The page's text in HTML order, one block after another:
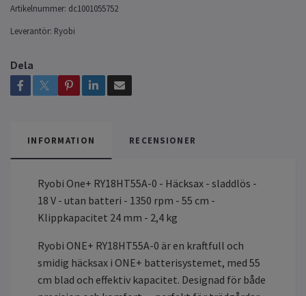
Artikelnummer: dc1001055752
Leverantör: Ryobi
Dela
INFORMATION RECENSIONER
Ryobi One+ RY18HT55A-0 - Häcksax - sladdlös -
18 V - utan batteri - 1350 rpm - 55 cm -
Klippkapacitet 24 mm - 2,4 kg
Ryobi ONE+ RY18HT55A-0 är en kraftfull och
smidig häcksax i ONE+ batterisystemet, med 55
cm blad och effektiv kapacitet. Designad för både